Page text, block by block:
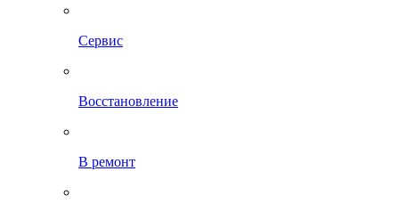
Сервис
Восстановление
В ремонт